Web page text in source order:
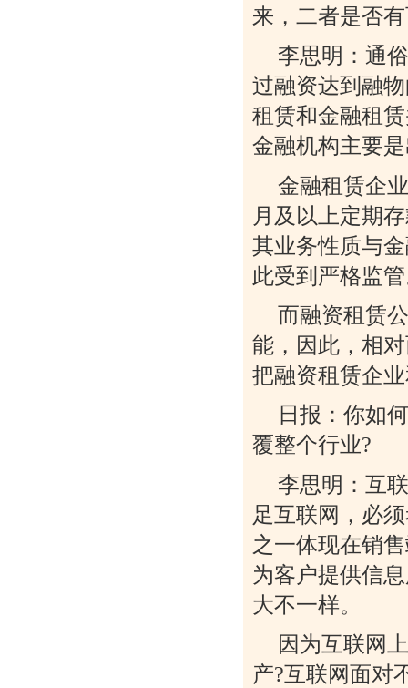
来，二者是否
李思明：通
过融资达到融
租赁和金融租
金融机构主要
金融租赁企
月及以上定期
其业务性质与
此受到严格监
而融资租赁
能，因此，相
把融资租赁企
日报：你如
覆整个行业?
李思明：互
足互联网，必
之一体现在销
为客户提供信
大不一样。
因为互联网
产?互联网面对